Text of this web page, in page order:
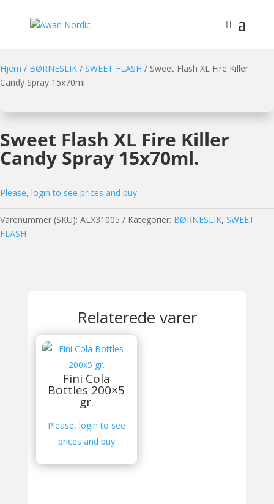
Hjem / BØRNESLIK / SWEET FLASH / Sweet Flash XL Fire Killer
Candy Spray 15x70ml.
Sweet Flash XL Fire Killer
Candy Spray 15x70ml.
Please, login to see prices and buy
Varenummer (SKU): ALX31005 Kategorier: BØRNESLIK, SWEET
FLASH
Relaterede varer
Fini Cola
Bottles 200×5
gr.
Please, login to see
prices and buy